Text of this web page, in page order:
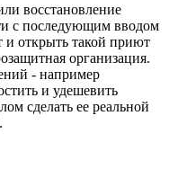
восстановление
с последующим вводом
и открыть такой приют
организация.
- например
и удешевить
сделать ее реальной